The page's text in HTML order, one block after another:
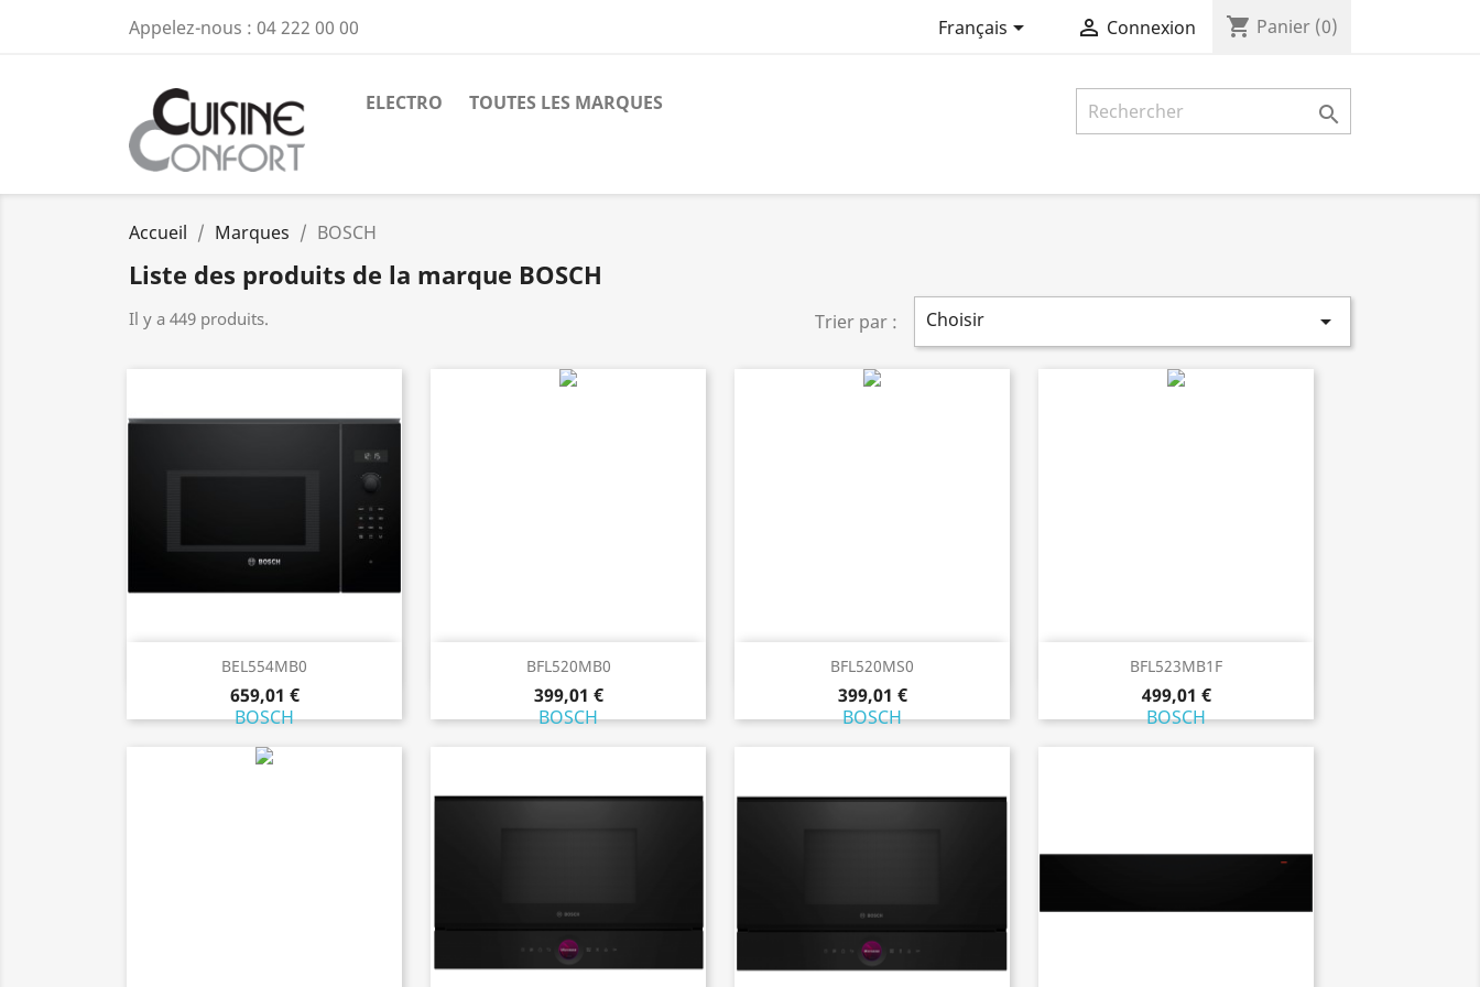
Appelez-nous : 04 222 00 00 Français  Connexion shopping_cart Panier (0)
ELECTRO TOUTES LES MARQUES 
Accueil Marques BOSCH
Liste des produits de la marque BOSCH
Il y a 449 produits. Trier par : Choisir 
BEL554MB0
659,01 €
BOSCH
Aperçu rapide BFL520MB0
399,01 €
BOSCH
Aperçu rapide BFL520MS0
399,01 €
BOSCH
Aperçu rapide BFL523MB1F
499,01 €
BOSCH
Aperçu rapide